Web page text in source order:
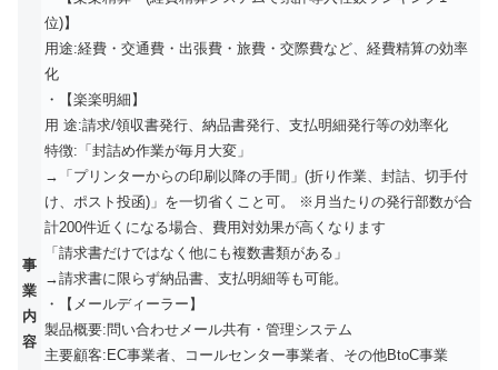
事
業
内
容
位)】
用途:経費・交通費・出張費・旅費・交際費など、経費精算の効率
化
・【楽楽明細】
用 途:請求/領収書発行、納品書発行、支払明細発行等の効率化
特徴:「封詰め作業が毎月大変」
→「プリンターからの印刷以降の手間」(折り作業、封詰、切手付
け、ポスト投函)」を一切省くこと可。 ※月当たりの発行部数が合
計200件近くになる場合、費用対効果が高くなります
「請求書だけではなく他にも複数書類がある」
→請求書に限らず納品書、支払明細等も可能。
・【メールディーラー】
製品概要:問い合わせメール共有・管理システム
主要顧客:EC事業者、コールセンター事業者、その他BtoC事業